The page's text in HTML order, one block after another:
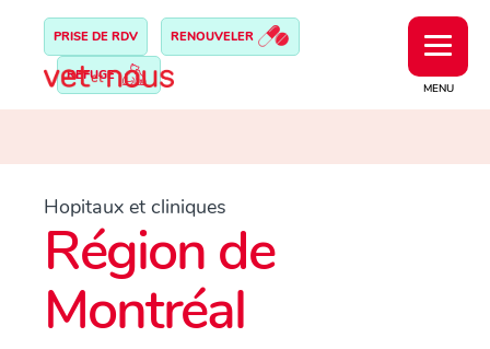
MENU
PRISE DE RDV RENOUVELER
REFUGE
Hopitaux et cliniques
Région de
Montréal